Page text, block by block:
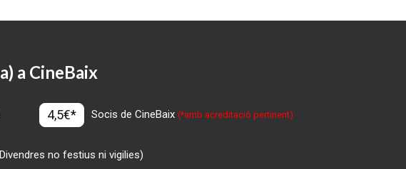
a CineBaix
4,5€* Socis de CineBaix(*amb acreditació pertinent)
no festius ni vigilies)